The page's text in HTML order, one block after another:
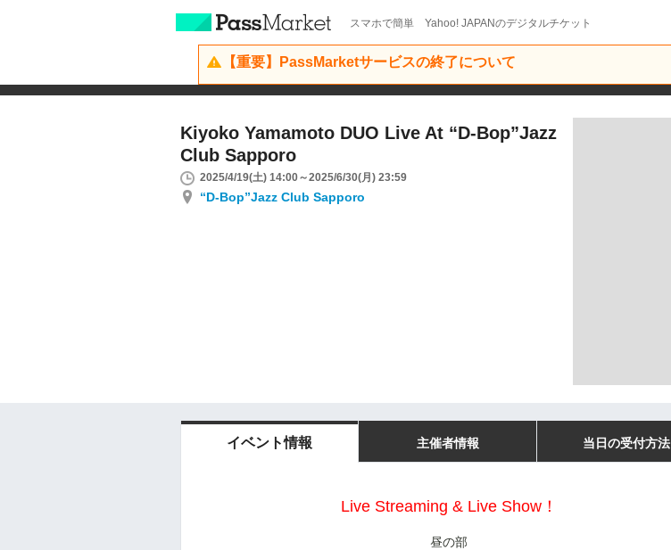
スマホで簡単 Yahoo! JAPANのデジタルチケット
【重要】PassMarketサービスの終了について
Kiyoko Yamamoto DUO Live At “D-Bop”Jazz
Club Sapporo
2025/4/19(土) 14:00～2025/6/30(月) 23:59
“D-Bop”Jazz Club Sapporo
イベント情報 主催者情報 当日の受付方法
Live Streaming & Live Show！
昼の部